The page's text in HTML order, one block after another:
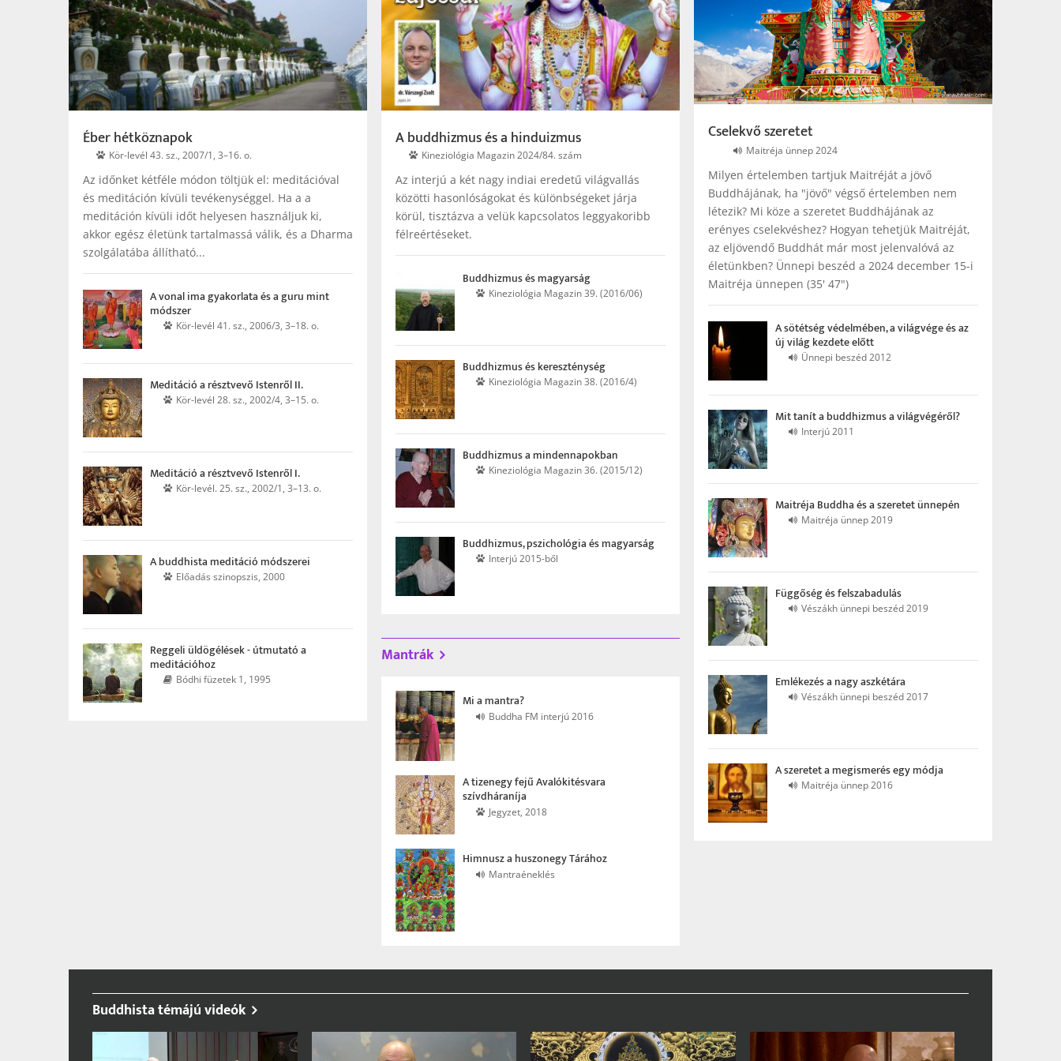
Éber hétköznapok
Kör-levél 43. sz., 2007/1, 3–16. o.
Az időnket kétféle módon töltjük el: meditációval
és meditáción kívüli tevékenységgel. Ha a a
meditáción kívüli időt helyesen használjuk ki,
akkor egész életünk tartalmassá válik, és a Dharma
szolgálatába állítható...
A vonal ima gyakorlata és a guru mint
módszer
Kör-levél 41. sz., 2006/3, 3–18. o.
Meditáció a résztvevő Istenről II.
Kör-levél 28. sz., 2002/4, 3–15. o.
Meditáció a résztvevő Istenről I.
Kör-levél. 25. sz., 2002/1, 3–13. o.
A buddhista meditáció módszerei
Előadás szinopszis, 2000
Reggeli üldögélések - útmutató a
meditációhoz
Bódhi füzetek 1, 1995
A buddhizmus és a hinduizmus
Kineziológia Magazin 2024/84. szám
Az interjú a két nagy indiai eredetű világvallás
közötti hasonlóságokat és különbségeket járja
körül, tisztázva a velük kapcsolatos leggyakoribb
félreértéseket.
Buddhizmus és magyarság
Kinezio­lógia Maga­zin 39. (2016/06)
Buddhizmus és keresz­ténység
Kinezio­lógia Maga­zin 38. (2016/4)
Buddhizmus a minden­napokban
Kinezio­lógia Maga­zin 36. (2015/12)
Buddhizmus, pszichológia és magyarság
Interjú 2015-ből
Mantrák
Mi a mantra?
Buddha FM interjú 2016
A tizenegy fejű Avalókitésvara
szívdháraníja
Jegyzet, 2018
Himnusz a huszonegy Tárához
Mantraéneklés
Cselekvő szeretet
Maitréja ünnep 2024
Milyen értelemben tartjuk Maitréját a jövő
Buddhájának, ha "jövő" végső értelemben nem
létezik? Mi köze a szeretet Buddhájának az
erényes cselekvéshez? Hogyan tehetjük Maitréját,
az eljövendő Buddhát már most jelenvalóvá az
életünkben? Ünnepi beszéd a 2024 december 15-i
Maitréja ünnepen (35' 47")
A sötétség védelmében, a világvége és az
új világ kezdete előtt
Ünnepi beszéd 2012
Mit tanít a buddhizmus a világvégéről?
Interjú 2011
Maitréja Buddha és a szeretet ünnepén
Maitréja ünnep 2019
Függőség és felszabadulás
Vészákh ünnepi beszéd 2019
Emlékezés a nagy aszkétára
Vészákh ünnepi beszéd 2017
A szeretet a megismerés egy módja
Maitréja ünnep 2016
Buddhista témájú videók
A Nap keresztény és buddhista